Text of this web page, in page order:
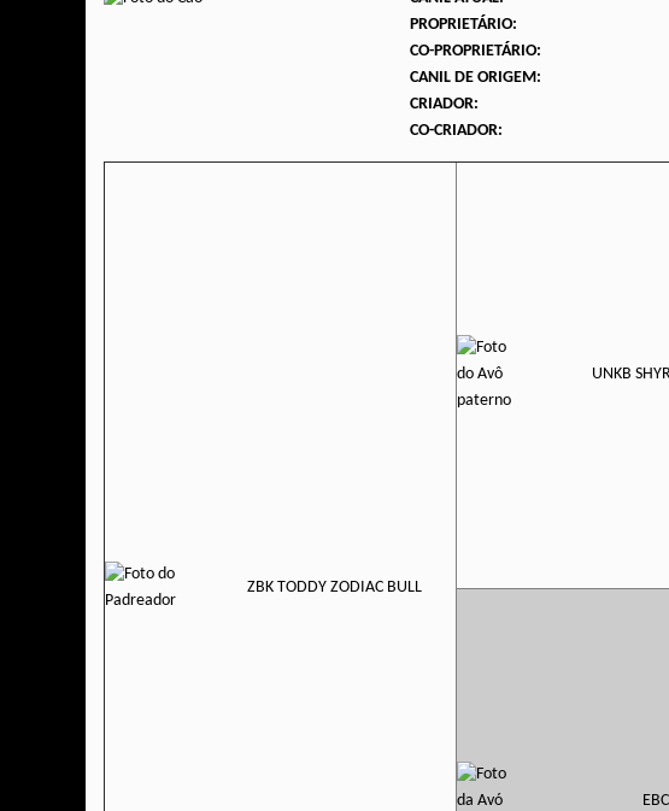
PROPRIETÁRIO:
CO-PROPRIETÁRIO:
CANIL DE ORIGEM:
CRIADOR:
CO-CRIADOR:
ZBK TODDY ZODIAC BULL
UNKB